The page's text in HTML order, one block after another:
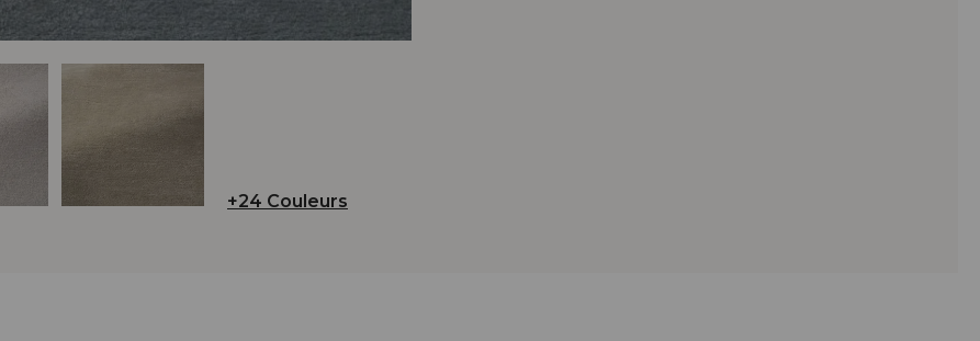
+24 Couleurs